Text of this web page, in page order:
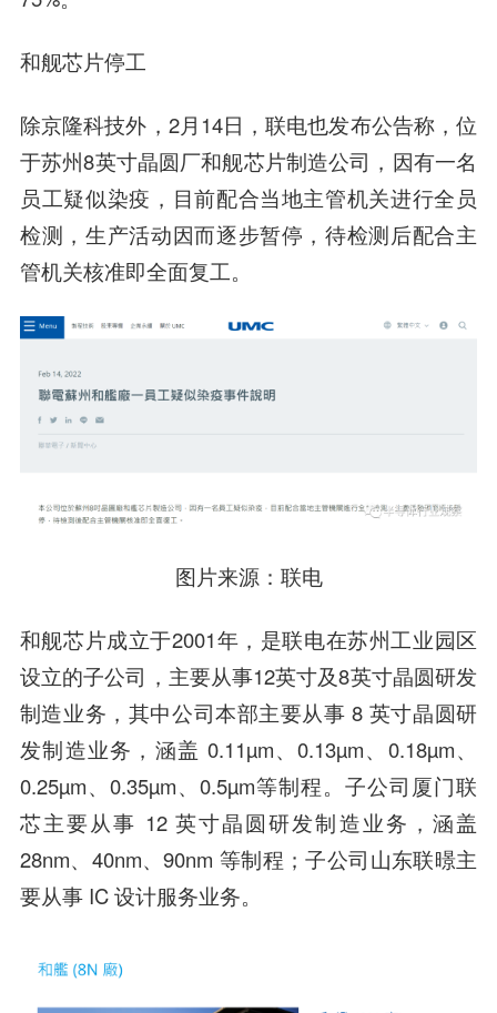
和舰芯片停工
除京隆科技外，2月14日，联电也发布公告称，位
于苏州8英寸晶圆厂和舰芯片制造公司，因有一名
员工疑似染疫，目前配合当地主管机关进行全员
检测，生产活动因而逐步暂停，待检测后配合主
管机关核准即全面复工。
图片来源：联电
和舰芯片成立于2001年，是联电在苏州工业园区
设立的子公司，主要从事12英寸及8英寸晶圆研发
制造业务，其中公司本部主要从事 8 英寸晶圆研
发制造业务，涵盖 0.11µm、0.13µm、0.18µm、
0.25µm、0.35µm、0.5µm等制程。子公司厦门联
芯主要从事 12 英寸晶圆研发制造业务，涵盖
28nm、40nm、90nm 等制程；子公司山东联暻主
要从事 IC 设计服务业务。